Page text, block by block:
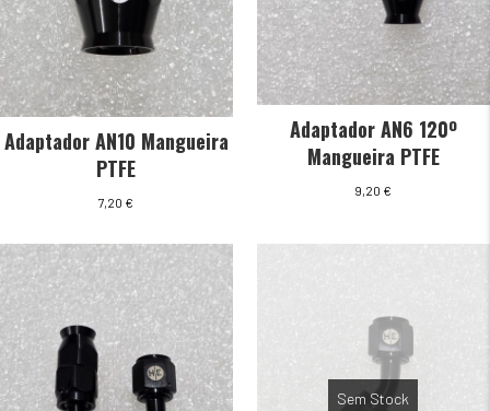
Adaptador AN10 Mangueira
PTFE
7,20 €
Adaptador AN6 120º
Mangueira PTFE
9,20 €
Sem Stock